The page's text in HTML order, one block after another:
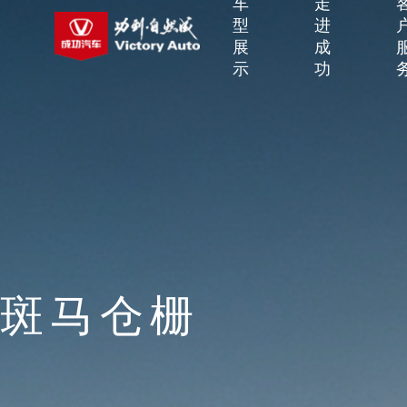
车
型
展
示
走
进
成
功
斑马仓栅